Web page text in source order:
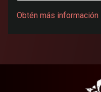
Obtén más información